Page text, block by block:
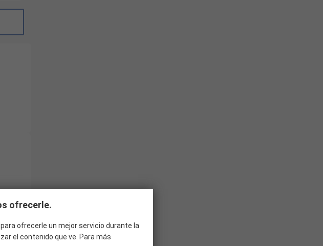
ofrecerle.
ofrecerle un mejor servicio durante la
el contenido que ve. Para más